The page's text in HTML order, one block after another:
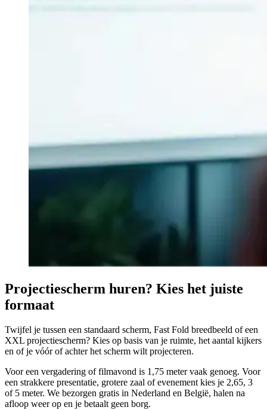
Projectiescherm huren? Kies het juiste
formaat
Twijfel je tussen een standaard scherm, Fast Fold breedbeeld of een
XXL projectiescherm? Kies op basis van je ruimte, het aantal kijkers
en of je vóór of achter het scherm wilt projecteren.
Voor een vergadering of filmavond is 1,75 meter vaak genoeg. Voor
een strakkere presentatie, grotere zaal of evenement kies je 2,65, 3
of 5 meter. We bezorgen gratis in Nederland en België, halen na
afloop weer op en je betaalt geen borg.